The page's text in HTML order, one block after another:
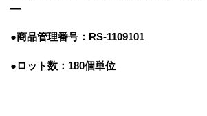
―
●商品管理番号 ：RS-1109101
●ロット数：180個単位